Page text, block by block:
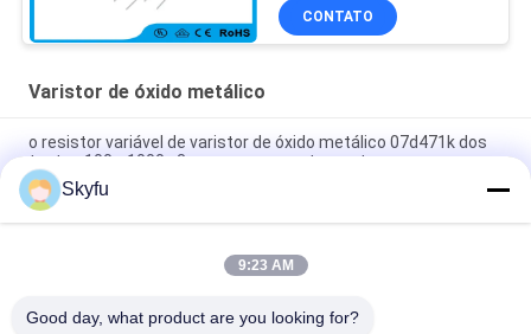
CONTATO
Varistor de óxido metálico
o resistor variável de varistor de óxido metálico 07d471k dos
testes 100v-1000v 3movs para o motor protege
Resistência do material cerâmico 5ohm de varistor de óxido
metálico do zinco do metal de 20D271K 270V
Varistor de alta tensão 5ohm 680v 3 Movs CVR-05D681K do
Skyfu
9:23 AM
Good day, what product are you looking for?